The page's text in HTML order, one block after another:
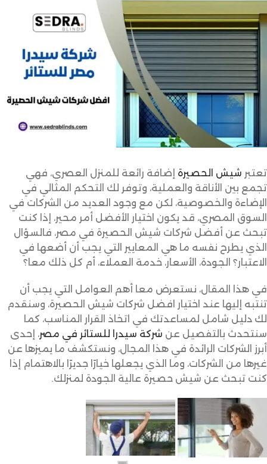
تعتبر شيش الحصيرة إضافة رائعة للمنزل العصري، فهي
تجمع بين الأناقة والعملية، وتوفر لك التحكم المثالي في
الإضاءة والخصوصية، لكن مع وجود العديد من الشركات في
السوق المصري، قد يكون اختيار الأفضل أمر محير، إذا كنت
تبحث عن أفضل شركات شيش الحصيرة في مصر، فالسؤال
الذي يطرح نفسه ما هي المعايير التي يجب أن أضعها في
الاعتبار؟ الجودة، الأسعار، خدمة العملاء، أم كل ذلك معا؟
في هذا المقال، نستعرض معا أهم العوامل التي يجب أن
تنتبه إليها عند اختيار افضل شركات شيش الحصيرة، وسنقدم
لك دليل شامل لمساعدتك في اتخاذ القرار المناسب، كما
سنتحدث بالتفصيل عن شركة سيدرا للستائر في مصر، إحدى
أبرز الشركات الرائدة في هذا المجال، ونستكشف ما يميزها عن
غيرها من الشركات، وما الذي يجعلها خيارًا جديرًا بالاهتمام إذا
كنت تبحث عن شيش حصيرة عالية الجودة لمنزلك.